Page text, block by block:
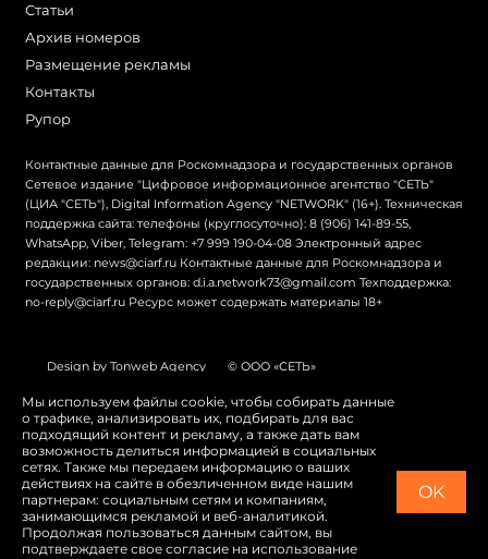
Статьи
Архив номеров
Размещение рекламы
Контакты
Рупор
Контактные данные для Роскомнадзора и государственных органов
Сетевое издание "Цифровое информационное агентство "СЕТЬ"
(ЦИА "СЕТЬ"), Digital Information Agency "NETWORK" (16+). Техническая
поддержка сайта: телефоны (круглосуточно): 8 (906) 141-89-55,
WhatsApp, Viber, Telegram: +7 999 190-04-08 Электронный адрес
редакции: news@ciarf.ru Контактные данные для Роскомнадзора и
государственных органов: d.i.a.network73@gmail.com Техподдержка:
no-reply@ciarf.ru Ресурс может содержать материалы 18+
Design by Tonweb Agency © ООО «СЕТЬ»
Политика конфиденциальности Карта сайта
Switch to English
Мы используем файлы cookie, чтобы собирать данные
о трафике, анализировать их, подбирать для вас
подходящий контент и рекламу, а также дать вам
возможность делиться информацией в социальных
сетях. Также мы передаем информацию о ваших
действиях на сайте в обезличенном виде нашим
партнерам: социальным сетям и компаниям,
занимающимся рекламой и веб-аналитикой.
Продолжая пользоваться данным сайтом, вы
подтверждаете свое согласие на использование
OK